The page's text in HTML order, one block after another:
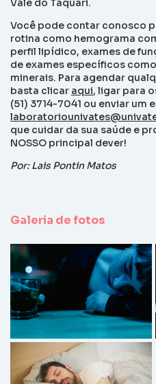
Vale do Taquari.
Você pode contar conosco
rotina como hemograma
perfil lipídico, exames de
de exames específicos
minerais. Para agendar
basta clicar aqui, ligar para
(51) 3714-7041 ou enviar um
que cuidar da sua saúde e
NOSSO principal dever!
Por: Lais Pontin Matos
Galeria de fotos